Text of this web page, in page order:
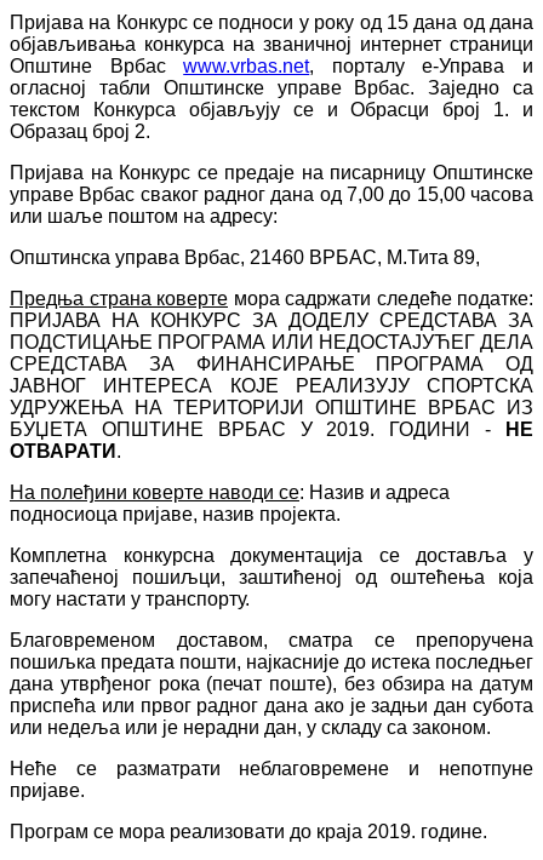
Пријава на Конкурс се подноси у року од 15 дана од дана
објављивања конкурса на званичној интернет страници
Општине Врбасwww.vrbas.net, порталу e-Управа и
огласној табли Општинске управе Врбас. Заједно са
текстом Конкурса објављују се и Обрасци број 1. и
Образац број 2.
Пријава на Конкурс се предаје на писарницу Општинске
управе Врбас сваког радног дана од 7,00 до 15,00 часова
или шаље поштом на адресу:
Општинска управа Врбас, 21460 ВРБАС, М.Тита 89,
Предња страна коверте мора садржати следеће податке:
ПРИЈАВА НА КОНКУРС ЗА ДОДЕЛУ СРЕДСТАВА ЗА
ПОДСТИЦАЊЕ ПРОГРАМА ИЛИ НЕДОСТАЈУЋЕГ ДЕЛА
СРЕДСТАВА ЗА ФИНАНСИРАЊЕ ПРОГРАМА ОД
ЈАВНОГ ИНТЕРЕСА КОЈЕ РЕАЛИЗУЈУ СПОРТСКА
УДРУЖЕЊА НА ТЕРИТОРИЈИ ОПШТИНЕ ВРБАС ИЗ
БУЏЕТА ОПШТИНЕ ВРБАС У 2019. ГОДИНИ -
НЕ
ОТВАРАТИ .
На полеђини коверте наводи се: Назив и адреса
подносиоца пријаве, назив пројекта.
Комплетна конкурсна документација се доставља у
запечаћеној пошиљци, заштићеној од оштећења која
могу настати у транспорту.
Благовременом доставом, сматра се препоручена
пошиљка предата пошти, најкасније до истека последњег
дана утврђеног рока (печат поште), без обзира на датум
приспећа или првог радног дана ако је задњи дан субота
или недеља или је нерадни дан, у складу са законом.
Неће се разматрати неблаговремене и непотпуне
пријаве.
Програм се мора реализовати до краја 2019. године.